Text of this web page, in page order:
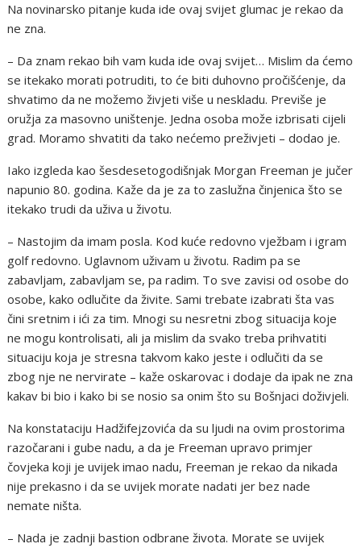
Na novinarsko pitanje kuda ide ovaj svijet glumac je rekao da
ne zna.
– Da znam rekao bih vam kuda ide ovaj svijet… Mislim da ćemo
se itekako morati potruditi, to će biti duhovno pročišćenje, da
shvatimo da ne možemo živjeti više u neskladu. Previše je
oružja za masovno uništenje. Jedna osoba može izbrisati cijeli
grad. Moramo shvatiti da tako nećemo preživjeti – dodao je.
Iako izgleda kao šesdesetogodišnjak Morgan Freeman je jučer
napunio 80. godina. Kaže da je za to zaslužna činjenica što se
itekako trudi da uživa u životu.
– Nastojim da imam posla. Kod kuće redovno vježbam i igram
golf redovno. Uglavnom uživam u životu. Radim pa se
zabavljam, zabavljam se, pa radim. To sve zavisi od osobe do
osobe, kako odlučite da živite. Sami trebate izabrati šta vas
čini sretnim i ići za tim. Mnogi su nesretni zbog situacija koje
ne mogu kontrolisati, ali ja mislim da svako treba prihvatiti
situaciju koja je stresna takvom kako jeste i odlučiti da se
zbog nje ne nervirate – kaže oskarovac i dodaje da ipak ne zna
kakav bi bio i kako bi se nosio sa onim što su Bošnjaci doživjeli.
Na konstataciju Hadžifejzovića da su ljudi na ovim prostorima
razočarani i gube nadu, a da je Freeman upravo primjer
čovjeka koji je uvijek imao nadu, Freeman je rekao da nikada
nije prekasno i da se uvijek morate nadati jer bez nade
nemate ništa.
– Nada je zadnji bastion odbrane života. Morate se uvijek